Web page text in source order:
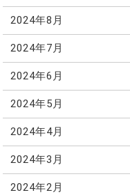
2024年8月
2024年7月
2024年6月
2024年5月
2024年4月
2024年3月
2024年2月